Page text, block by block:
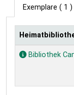
Exemplare ( 1 )
Exemplare
Bibliothek